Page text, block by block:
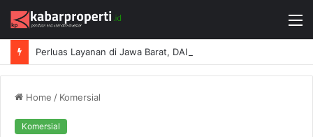
Home / Komersial
Komersial